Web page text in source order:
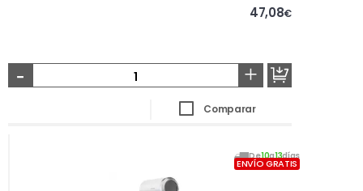
47,08€
- +
Comparar
De10a13días
ENVÍO GRATIS